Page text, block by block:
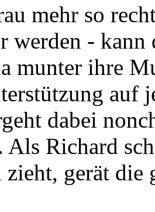
mehr so
werden -
munter ihre
auf
dabei
Als Richard
gerät die